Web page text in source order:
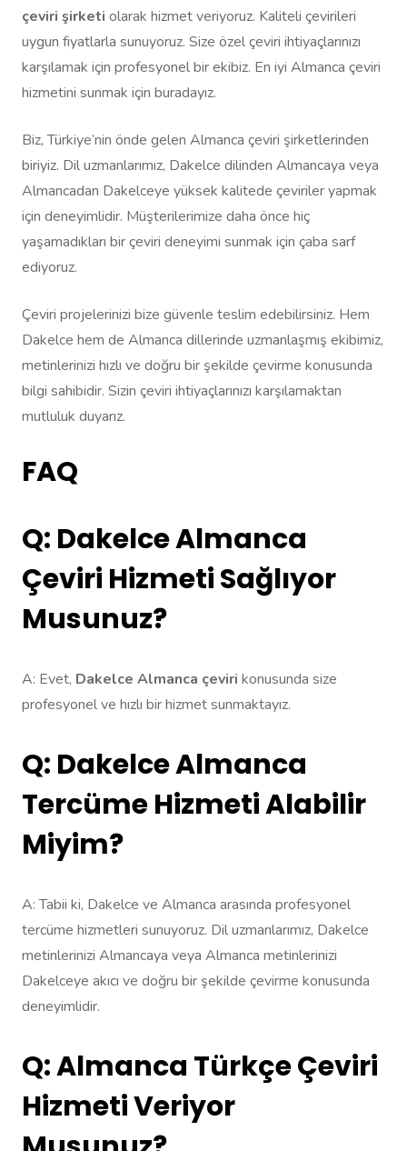
çeviri şirketi olarak hizmet veriyoruz. Kaliteli çevirileri
uygun fiyatlarla sunuyoruz. Size özel çeviri ihtiyaçlarınızı
karşılamak için profesyonel bir ekibiz. En iyi Almanca çeviri
hizmetini sunmak için buradayız.
Biz, Türkiye’nin önde gelen Almanca çeviri şirketlerinden
biriyiz. Dil uzmanlarımız, Dakelce dilinden Almancaya veya
Almancadan Dakelceye yüksek kalitede çeviriler yapmak
için deneyimlidir. Müşterilerimize daha önce hiç
yaşamadıkları bir çeviri deneyimi sunmak için çaba sarf
ediyoruz.
Çeviri projelerinizi bize güvenle teslim edebilirsiniz. Hem
Dakelce hem de Almanca dillerinde uzmanlaşmış ekibimiz,
metinlerinizi hızlı ve doğru bir şekilde çevirme konusunda
bilgi sahibidir. Sizin çeviri ihtiyaçlarınızı karşılamaktan
mutluluk duyarız.
FAQ
Q: Dakelce Almanca
Çeviri Hizmeti Sağlıyor
Musunuz?
A: Evet, Dakelce Almanca çeviri konusunda size
profesyonel ve hızlı bir hizmet sunmaktayız.
Q: Dakelce Almanca
Tercüme Hizmeti Alabilir
Miyim?
A: Tabii ki, Dakelce ve Almanca arasında profesyonel
tercüme hizmetleri sunuyoruz. Dil uzmanlarımız, Dakelce
metinlerinizi Almancaya veya Almanca metinlerinizi
Dakelceye akıcı ve doğru bir şekilde çevirme konusunda
deneyimlidir.
Q: Almanca Türkçe Çeviri
Hizmeti Veriyor